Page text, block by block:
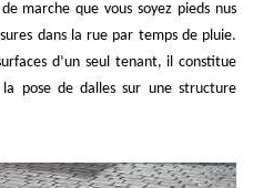
marche que vous soyez pieds nus
dans la rue par temps de pluie.
d’un seul tenant, il constitue
pose de dalles sur une structure